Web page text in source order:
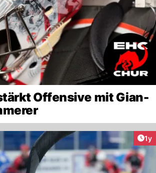
Offensive mit Gian-
1y